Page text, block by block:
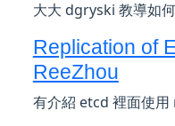
大大 dgryski 教導如
Replication of
ReeZhou
有介紹 etcd 裡面使